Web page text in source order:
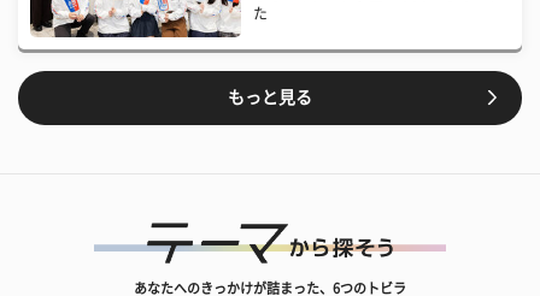
た
もっと見る
あなたへのきっかけが詰まった、6つのトビラ